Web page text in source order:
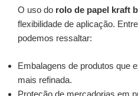
O uso do rolo de papel kraft
flexibilidade de aplicação.
podemos ressaltar:
Embalagens de produtos que
mais refinada.
Proteção de mercadorias em